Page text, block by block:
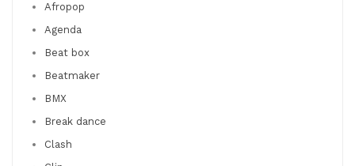
Afropop
Agenda
Beat box
Beatmaker
BMX
Break dance
Clash